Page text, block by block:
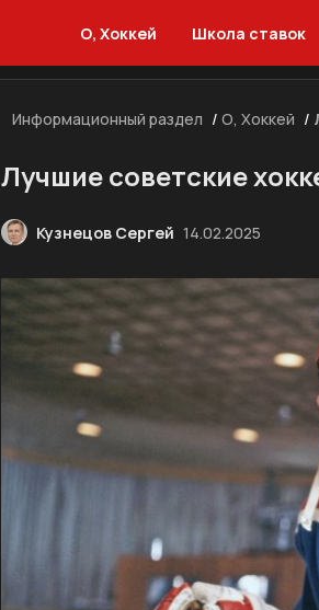
О, Хоккей Школа ставок
Информационный раздел / О, Хоккей /
Лучшие советские
Кузнецов Сергей 14.02.2025